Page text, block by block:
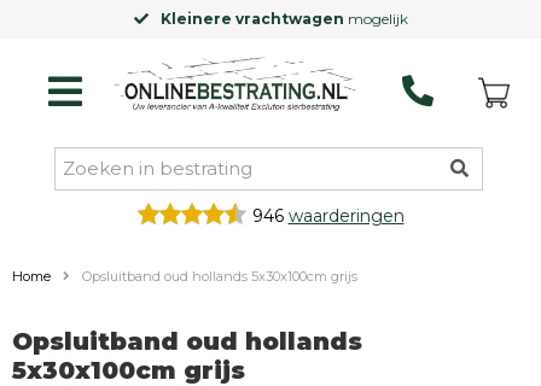
Kleinere vrachtwagen mogelijk
946 waarderingen
Home Opsluitband oud hollands 5x30x100cm grijs
Opsluitband oud hollands
5x30x100cm grijs